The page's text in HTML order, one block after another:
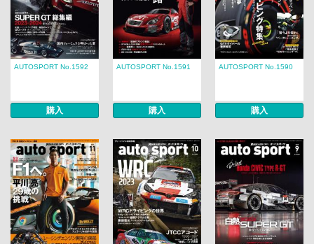
AUTOSPORT No.1592
購入
AUTOSPORT No.1591
購入
AUTOSPORT No.1590
購入